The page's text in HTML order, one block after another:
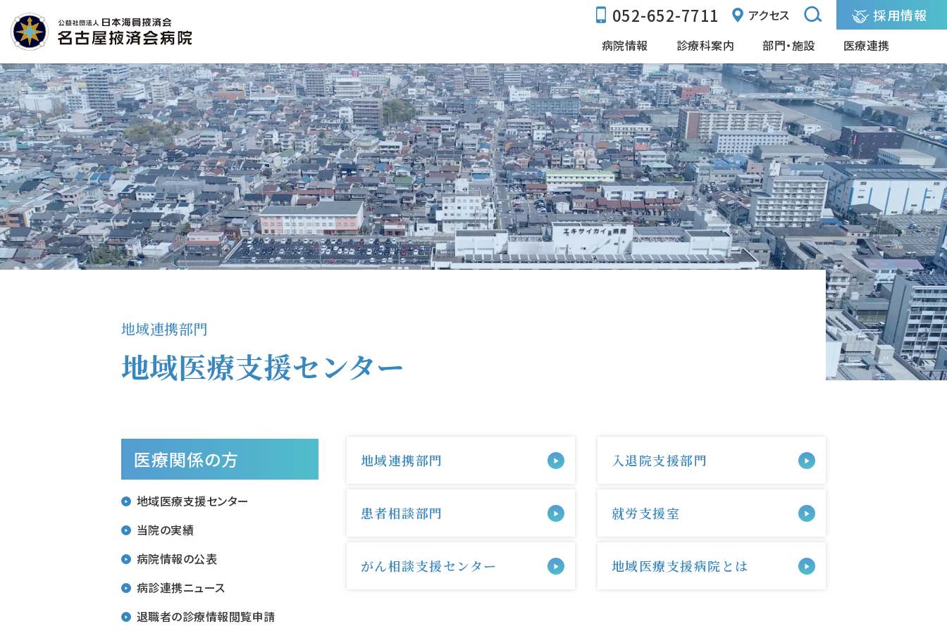
052-652-7711 アクセス 採用情報
病院情報 診療科案内 部門・施設 医療連携
地域連携部門
地域医療支援センター
医療関係の方
地域医療支援センター
地域連携部門
地域医療支援病院とは
連携登録医一覧
入退院支援部門
患者相談部門
当院の実績
病院情報の公表
病診連携ニュース
退職者の診療情報閲覧申請
地域連携部門 入退院支援部門
患者相談部門 就労支援室
がん相談支援センター 地域医療支援病院とは